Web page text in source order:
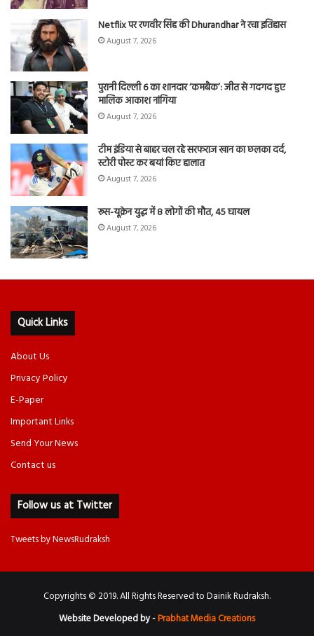
Netflix पर रणवीर सिंह की Dhurandhar ने रचा इतिहास
August 7, 2026
पुरानी दिल्ली 6 का शानदार ‘कमबैक’: जीत से गदगद हुए
मालिक आकाश नांगिया
August 7, 2026
टीम इंडिया से बाहर चल रहे सरफराज खान का छलका दर्द,
स्टोरी पोस्ट कर बयां किए हालात
August 7, 2026
रूस-यूक्रेन युद्ध में 8 लोगों की मौत, 45 घायल
August 7, 2026
Quick Links
About Us
Privacy Policy
E-Paper
Important Links
Send Your News
Contact us
Follow us at Twitter
Tweets by NewsRudraksh
Copyrights © 2019. All Rights Reserved to Dainik Rudraksh.
Website Developed by -Prabhat Media Creations